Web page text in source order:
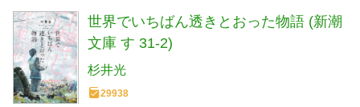
世界でいちばん透きとおった物語 (新潮
文庫 す 31-2)
杉井光
29938